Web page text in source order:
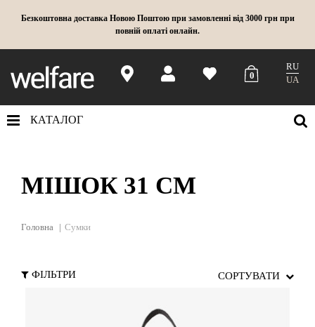
Безкоштовна доставка Новою Поштою при замовленні від 3000 грн при
повній оплаті онлайн.
0
RU
UA
КАТАЛОГ
МІШОК 31 СМ
Головна Сумки
ФІЛЬТРИ СОРТУВАТИ